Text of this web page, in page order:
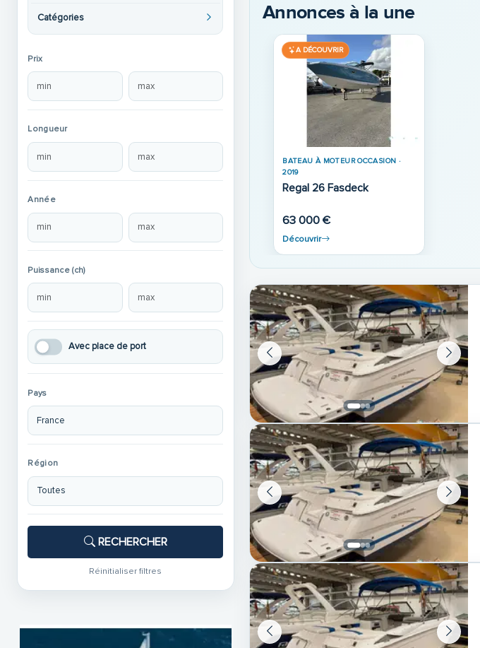
Catégories
Prix
Longueur
Année
Puissance (ch)
Avec place de port
Pays
Région
RECHERCHER
Réinitialiser filtres
Annonces à la une
A DÉCOUVRIR
BATEAU À MOTEUR OCCASION ·
2019
Regal 26 Fasdeck
63 000 €
Découvrir